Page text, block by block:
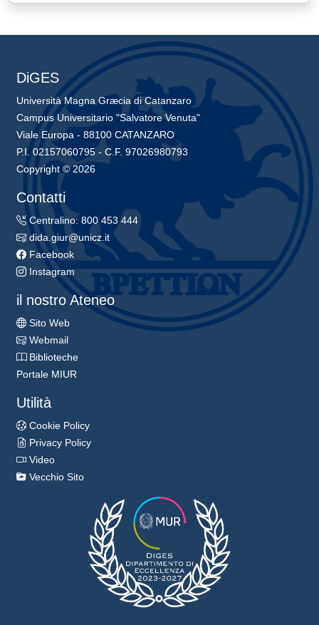
DiGES
Università Magna Græcia di Catanzaro
Campus Universitario "Salvatore Venuta"
Viale Europa - 88100 CATANZARO
P.I. 02157060795 - C.F. 97026980793
Copyright © 2026
Contatti
Centralino: 800 453 444
dida.giur@unicz.it
Facebook
Instagram
il nostro Ateneo
Sito Web
Webmail
Biblioteche
Portale MIUR
Utilità
Cookie Policy
Privacy Policy
Video
Vecchio Sito